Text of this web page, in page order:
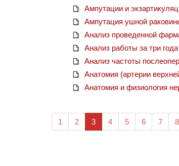
Ампутации и
Ампутация ушной
Анализ проведенной
Анализ работы за три
Анализ частоты
Анатомия (артерии
Анатомия и физиология
1 2 3(current)
4 5 6 7 8